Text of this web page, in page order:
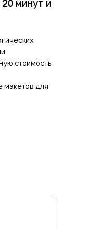
минут и
стоимость
макетов для